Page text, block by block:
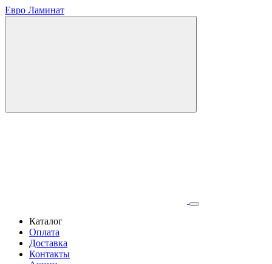
Евро Ламинат
Каталог
Оплата
Доставка
Контакты